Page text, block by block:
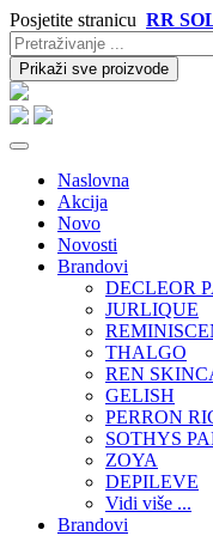
Posjetite stranicu RR
Prikaži sve proizvode
Naslovna
Akcija
Novo
Novosti
Brandovi
DECLEOR
JURLIQUE
THALGO
REN
GELISH
PERRON
SOTHYS
ZOYA
DEPILEVE
Vidi više ...
Brandovi